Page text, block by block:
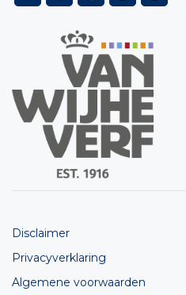
Disclaimer
Privacyverklaring
Algemene voorwaarden